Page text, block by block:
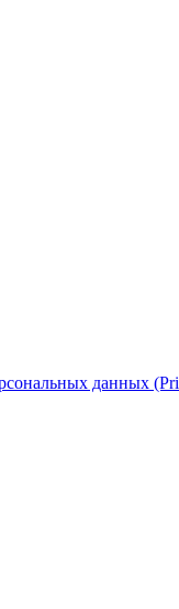
данных